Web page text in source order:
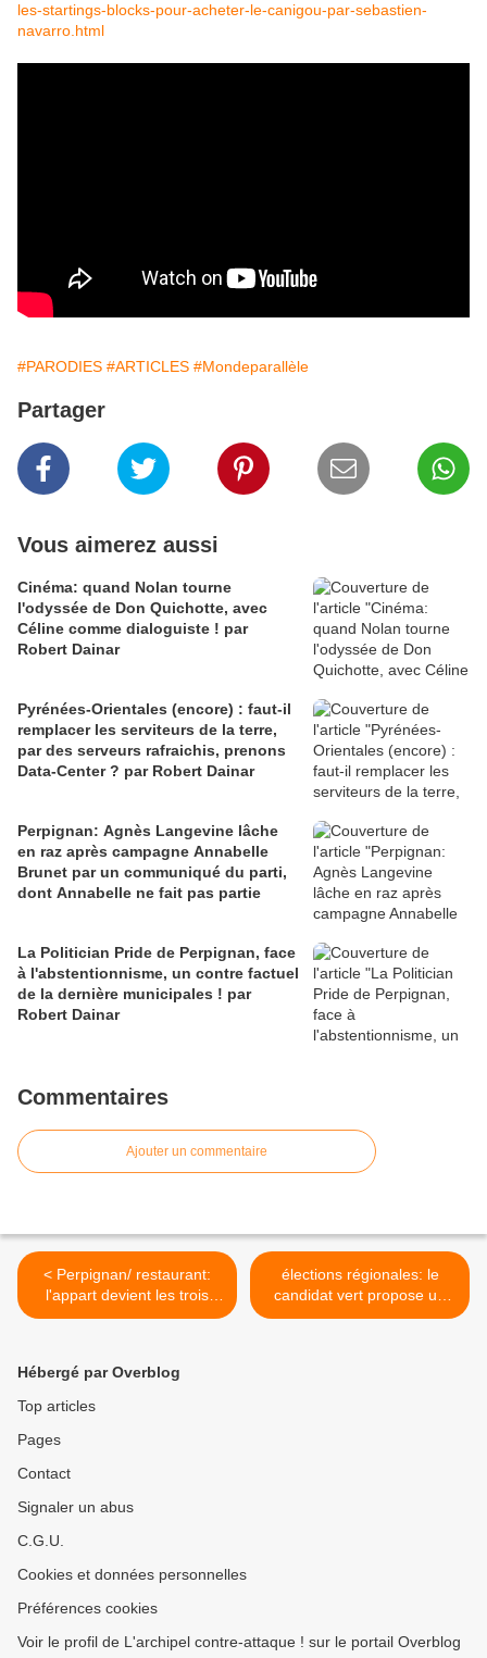
les-startings-blocks-pour-acheter-le-canigou-par-sebastien-
navarro.html
#PARODIES #ARTICLES #Mondeparallèle
Partager
Vous aimerez aussi
Cinéma: quand Nolan tourne
l'odyssée de Don Quichotte, avec
Céline comme dialoguiste ! par
Robert Dainar
Pyrénées-Orientales (encore) : faut-il
remplacer les serviteurs de la terre,
par des serveurs rafraichis, prenons
Data-Center ? par Robert Dainar
Perpignan: Agnès Langevine lâche
en raz après campagne Annabelle
Brunet par un communiqué du parti,
dont Annabelle ne fait pas partie
La Politician Pride de Perpignan, face
à l'abstentionnisme, un contre factuel
de la dernière municipales ! par
Robert Dainar
Commentaires
Ajouter un commentaire
< Perpignan/ restaurant:
l'appart devient les trois
journée, grâce à la cuisine
Nicolas Caudeville
élections régionales: le
candidat vert propose un
statut et un parlement nord
Hébergé par Overblog
Top articles
Pages
Contact
Signaler un abus
C.G.U.
Cookies et données personnelles
Préférences cookies
Voir le profil de L'archipel contre-attaque ! sur le portail Overblog